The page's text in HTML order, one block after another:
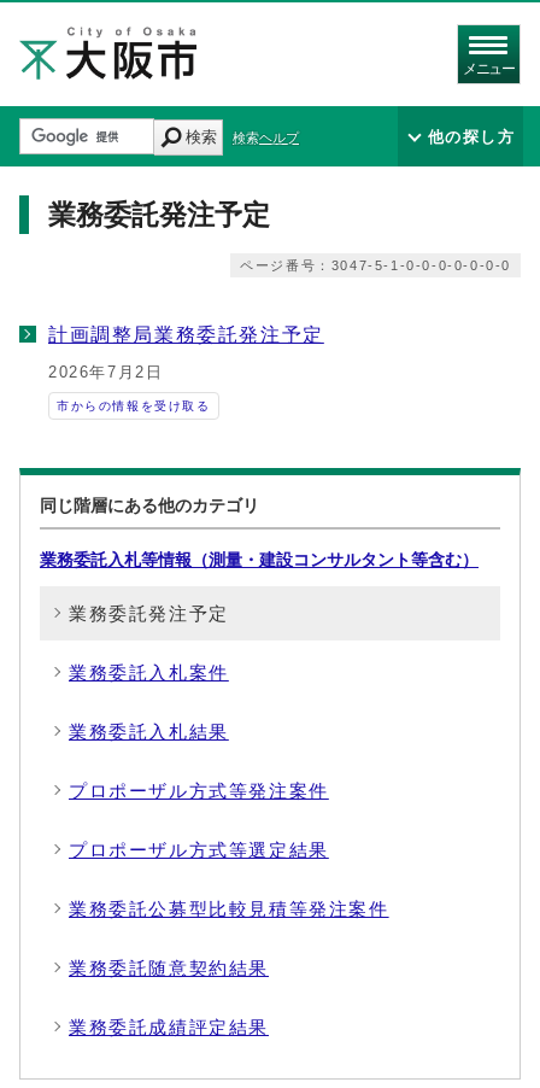
メニュー
検索 検索ヘルプ 他の探し方
業務委託発注予定
ページ番号：3047-5-1-0-0-0-0-0-0-0
計画調整局業務委託発注予定
2026年7月2日
市からの情報を受け取る
同じ階層にある他のカテゴリ
業務委託入札等情報（測量・建設コンサルタント等含む）
業務委託発注予定
業務委託入札案件
業務委託入札結果
プロポーザル方式等発注案件
プロポーザル方式等選定結果
業務委託公募型比較見積等発注案件
業務委託随意契約結果
業務委託成績評定結果